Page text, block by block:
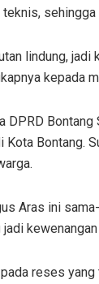
sehingga
lindung,
kepada
DPRD
Bontang.
Aras ini
reses